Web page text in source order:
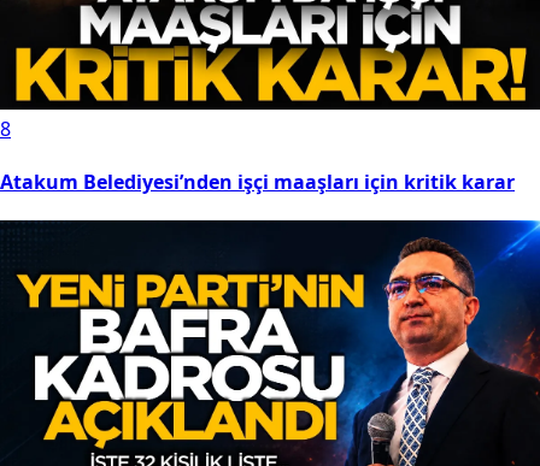
8
Atakum Belediyesi’nden işçi maaşları için kritik karar